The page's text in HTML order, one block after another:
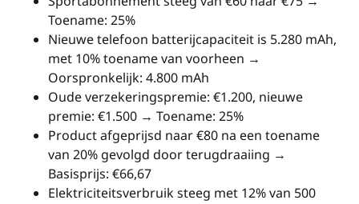
Toename: 25%
Nieuwe telefoon batterijcapaciteit is 5.280 mAh,
met 10% toename van voorheen →
Oorspronkelijk: 4.800 mAh
Oude verzekeringspremie: €1.200, nieuwe
premie: €1.500 → Toename: 25%
Product afgeprijsd naar €80 na een toename
van 20% gevolgd door terugdraaiing →
Basisprijs: €66,67
Elektriciteitsverbruik steeg met 12% van 500